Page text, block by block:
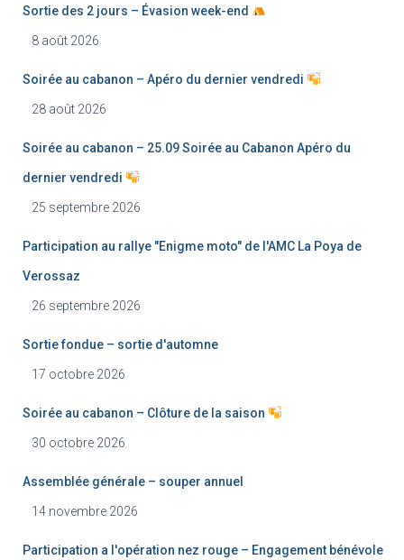
Sortie des 2 jours – Évasion week-end
8 août 2026
Soirée au cabanon – Apéro du dernier vendredi
28 août 2026
Soirée au cabanon – 25.09 Soirée au Cabanon Apéro du
dernier vendredi
25 septembre 2026
Participation au rallye "Enigme moto" de l'AMC La Poya de
Verossaz
26 septembre 2026
Sortie fondue – sortie d'automne
17 octobre 2026
Soirée au cabanon – Clôture de la saison
30 octobre 2026
Assemblée générale – souper annuel
14 novembre 2026
Participation a l'opération nez rouge – Engagement bénévole